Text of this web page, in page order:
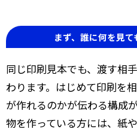
まず、誰に何を見
同じ印刷見本でも、渡す相
わります。はじめて印刷を
が作れるのかが伝わる構成
物を作っている方には、紙